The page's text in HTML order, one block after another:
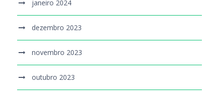
janeiro 2024
dezembro 2023
novembro 2023
outubro 2023